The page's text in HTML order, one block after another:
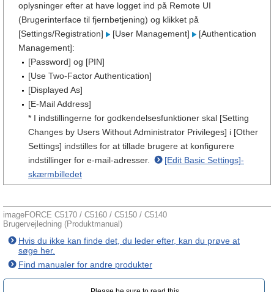
oplysninger efter at have logget ind på Remote UI
(Brugerinterface til fjernbetjening) og klikket på
[Settings/Registration]
[User Management]
[Authentication
Management]:
[Password] og [PIN]
[Use Two-Factor Authentication]
[Displayed As]
[E-Mail Address]
* I indstillingerne for godkendelsesfunktioner skal [Setting
Changes by Users Without Administrator Privileges] i [Other
Settings] indstilles for at tillade brugere at konfigurere
indstillinger for e-mail-adresser.
[Edit Basic Settings]-
skærmbilledet
imageFORCE C5170 / C5160 / C5150 / C5140
Brugervejledning (Produktmanual)
Hvis du ikke kan finde det, du leder efter, kan du prøve at
søge her.
Find manualer for andre produkter